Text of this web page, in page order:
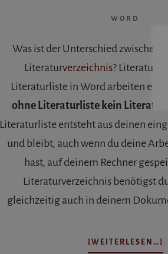
WORD
Was ist der Unterschied zwischen
Literaturverzeichnis?
Literaturliste in Word arbeiten eng
ohne Literaturliste kein
Literaturliste entsteht aus deinen
und bleibt, auch wenn du deine
hast, auf deinem Rechner
Literaturverzeichnis benötigst
gleichzeitig auch in deinem
[WEITERLESEN…]